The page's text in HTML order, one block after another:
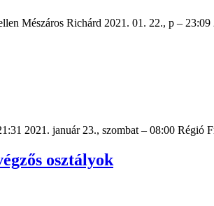
Mészáros Richárd 2021. 01. 22., p –
2021. január 23., szombat – 08:00
osztályok